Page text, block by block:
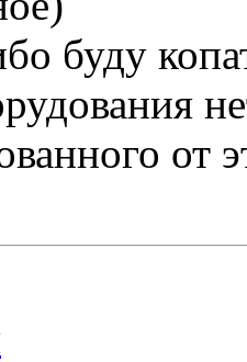
буду
от